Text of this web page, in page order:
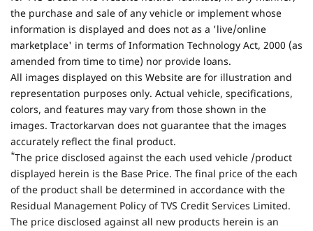
the purchase and sale of any vehicle or implement whose
information is displayed and does not as a 'live/online
marketplace' in terms of Information Technology Act, 2000 (as
amended from time to time) nor provide loans.
All images displayed on this Website are for illustration and
representation purposes only. Actual vehicle, specifications,
colors, and features may vary from those shown in the
images. Tractorkarvan does not guarantee that the images
accurately reflect the final product.
*The price disclosed against the each used vehicle /product
displayed herein is the Base Price. The final price of the each
of the product shall be determined in accordance with the
Residual Management Policy of TVS Credit Services Limited.
The price disclosed against all new products herein is an